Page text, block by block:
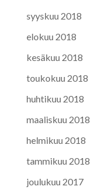
syyskuu 2018
elokuu 2018
kesäkuu 2018
toukokuu 2018
huhtikuu 2018
maaliskuu 2018
helmikuu 2018
tammikuu 2018
joulukuu 2017